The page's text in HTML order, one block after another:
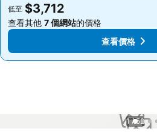
低至 $3,712
查看其他 7 個網站的價格
查看價格
低至 $3,712
查看其他 7 個網站的價格
查看價格
1 / 52